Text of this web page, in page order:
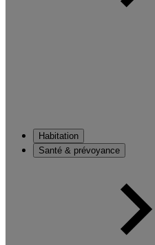
Habitation
Santé & prévoyance